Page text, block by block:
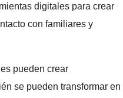
digitales para crear
con familiares y
pueden crear
se pueden transformar en